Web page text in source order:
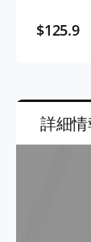
$125.9
詳細情